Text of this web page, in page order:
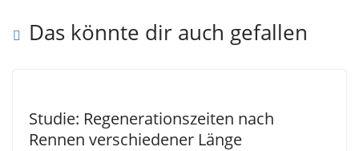
Das könnte dir auch gefallen
Studie: Regenerationszeiten nach
Rennen verschiedener Länge